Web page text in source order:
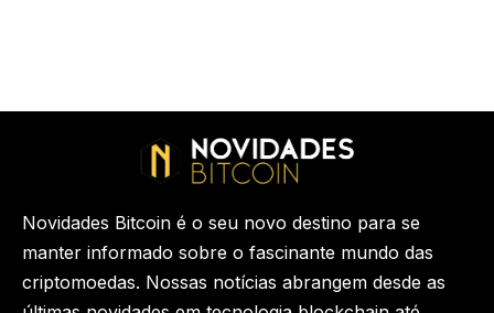
Novidades Bitcoin é o seu novo destino para se
manter informado sobre o fascinante mundo das
criptomoedas. Nossas notícias abrangem desde as